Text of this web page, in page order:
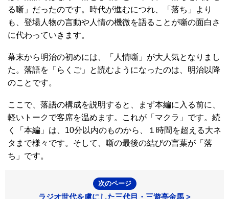
る噺」だったのです。時代が進むにつれ、「落ち」より
も、登場人物の言動や人情の機微を語ることが噺の面白さ
に代わっていきます。
幕末から明治の初めには、「人情噺」が大人気となりまし
た。落語を「らくご」と読むようになったのは、明治以降
のことです。
ここで、落語の構成を説明すると、まず本編に入る前に、
軽いトークで客席を温めます。これが「マクラ」です。続
く「本編」は、10分以内のものから、１時間を超える大ネ
タまで様々です。そして、噺の最後の結びの言葉が「落
ち」です。
次のページ
ラジオ世代を虜にした三代目・三遊亭金馬 >